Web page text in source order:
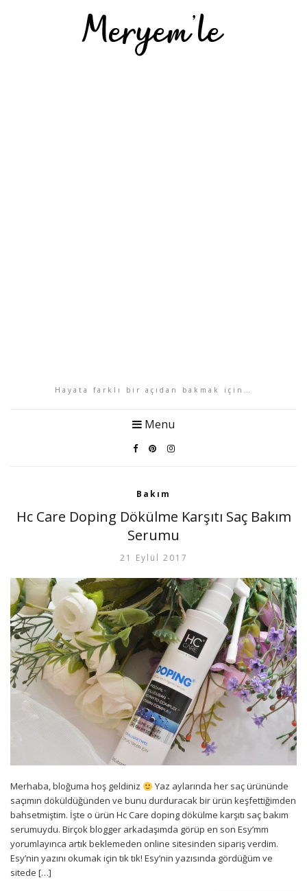
Hayata farklı bir açıdan bakmak için…
Menu
Bakım
Hc Care Doping Dökülme Karşıtı Saç Bakım
Serumu
21 Eylül 2017
Merhaba, bloğuma hoş geldiniz
Yaz aylarında her saç ürününde
saçımın döküldüğünden ve bunu durduracak bir ürün keşfettiğimden
bahsetmiştim. İşte o ürün Hc Care doping dökülme karşıtı saç bakım
serumuydu. Birçok blogger arkadaşımda görüp en son Esy’mm
yorumlayınca artık beklemeden online sitesinden sipariş verdim.
Esy’nin yazını okumak için tık tık! Esy’nin yazısında gördüğüm ve
sitede […]